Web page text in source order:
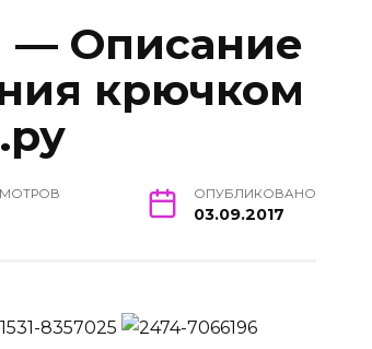
Описание
крючком
ОПУБЛИКОВАНО
03.09.2017